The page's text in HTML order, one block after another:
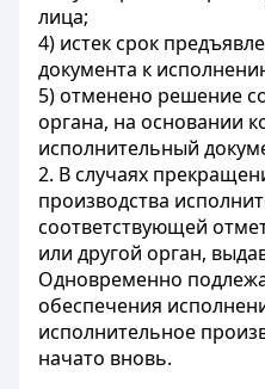
лица;
4) истек срок
документа к
5) отменено решение
органа, на основании
исполнительный
2. В случаях
производства
соответствующей
или другой орган,
Одновременно
обеспечения
исполнительное
начато вновь.